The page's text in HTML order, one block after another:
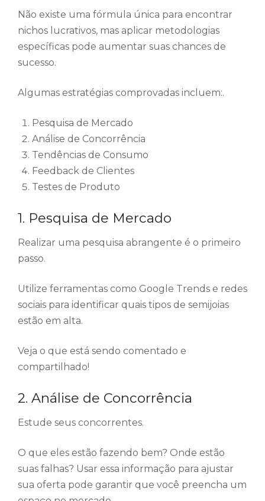
Não existe uma fórmula única para encontrar
nichos lucrativos, mas aplicar metodologias
específicas pode aumentar suas chances de
sucesso.
Algumas estratégias comprovadas incluem:.
Pesquisa de Mercado
Análise de Concorrência
Tendências de Consumo
Feedback de Clientes
Testes de Produto
1. Pesquisa de Mercado
Realizar uma pesquisa abrangente é o primeiro
passo.
Utilize ferramentas como Google Trends e redes
sociais para identificar quais tipos de semijoias
estão em alta.
Veja o que está sendo comentado e
compartilhado!
2. Análise de Concorrência
Estude seus concorrentes.
O que eles estão fazendo bem? Onde estão
suas falhas? Usar essa informação para ajustar
sua oferta pode garantir que você preencha um